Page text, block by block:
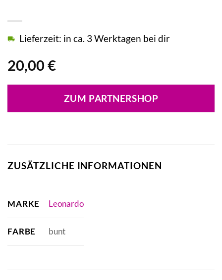
20,00 €
Lieferzeit: in ca. 3 Werktagen bei dir
ZUM PARTNERSHOP
ZUSÄTZLICHE INFORMATIONEN
MARKE Leonardo
FARBE bunt